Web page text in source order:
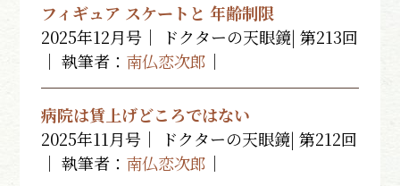
フィギュア スケートと 年齢制限
2025年12月号｜ ドクターの天眼鏡| 第213回
｜ 執筆者： 南仏恋次郎 ｜
病院は賃上げどころではない
2025年11月号｜ ドクターの天眼鏡| 第212回
｜ 執筆者： 南仏恋次郎 ｜